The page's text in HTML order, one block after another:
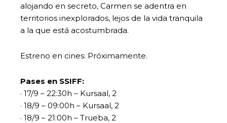
alojando en secreto, Carmen se adentra en
territorios inexplorados, lejos de la vida tranquila
a la que está acostumbrada.
Estreno en cines: Próximamente.
Pases en SSIFF:
· 17/9 – 22:30h – Kursaal, 2
· 18/9 – 09:00h – Kursaal, 2
· 18/9 – 21:00h – Trueba, 2